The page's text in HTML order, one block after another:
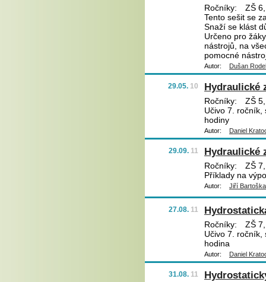
Ročníky:
ZŠ
Tento sešit se
Snaží se klást
Určeno pro
nástrojů, na
pomocné
Autor: Dušan
29.05. 10 Hydraulické
Ročníky:
ZŠ
Učivo 7. ročník,
hodiny
Autor: Daniel
29.09. 11 Hydraulické
Ročníky:
ZŠ 7,
Příklady na
Autor: Jiří Bartoška
27.08. 11
Ročníky:
ZŠ 7,
Učivo 7. ročník,
hodina
Autor: Daniel
31.08. 11